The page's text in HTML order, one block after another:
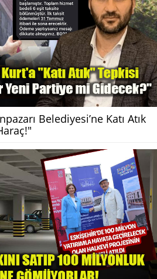
Belediyesi’ne Katı Atık